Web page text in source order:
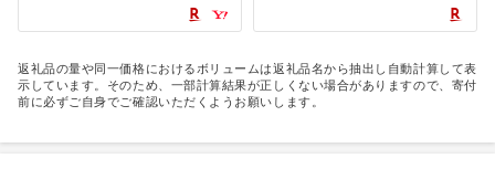
返礼品の量や同一価格におけるボリュームは返礼品名から抽出し自動計算して表
示しています。そのため、一部計算結果が正しくない場合がありますので、寄付
前に必ずご自身でご確認いただくようお願いします。